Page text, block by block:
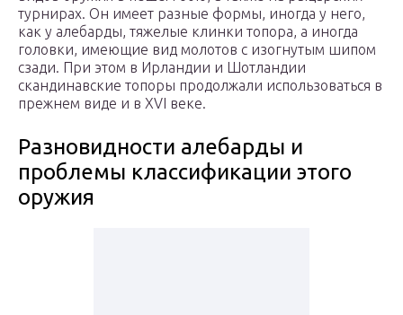
турнирах. Он имеет разные формы, иногда у него,
как у алебарды, тяжелые клинки топора, а иногда
головки, имеющие вид молотов с изогнутым шипом
сзади. При этом в Ирландии и Шотландии
скандинавские топоры продолжали использоваться в
прежнем виде и в XVI веке.
Разновидности алебарды и
проблемы классификации этого
оружия